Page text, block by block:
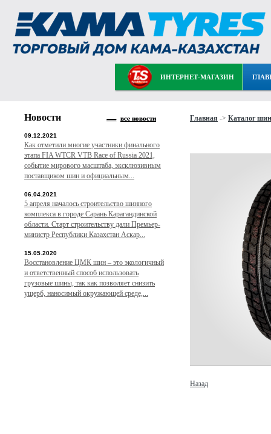
ИНТЕРНЕТ-МАГАЗИН
Главная -> Каталог шин
Назад
Новости все новости
09.12.2021
Как отметили многие участники финального
этапа FIA WTCR VTB Race of Russia 2021,
событие мирового масштаба, эксклюзивным
поставщиком шин и официальным...
06.04.2021
5 апреля началось строительство шинного
комплекса в городе Сарань Карагандинской
области. Старт строительству дали Премьер-
министр Республики Казахстан Аскар...
15.05.2020
Восстановление ЦМК шин – это экологичный
и ответственный способ использовать
грузовые шины, так как позволяет снизить
ущерб, наносимый окружающей среде,...